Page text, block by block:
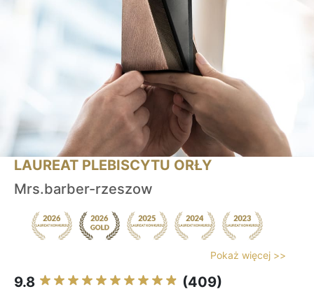
LAUREAT PLEBISCYTU ORŁY
Mrs.barber-rzeszow
Pokaż więcej >>
9.8 (409)